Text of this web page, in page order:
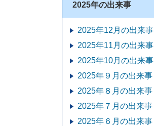
2025年の出来事
2025年12月の出来事
2025年11月の出来事
2025年10月の出来事
2025年９月の出来事
2025年８月の出来事
2025年７月の出来事
2025年６月の出来事